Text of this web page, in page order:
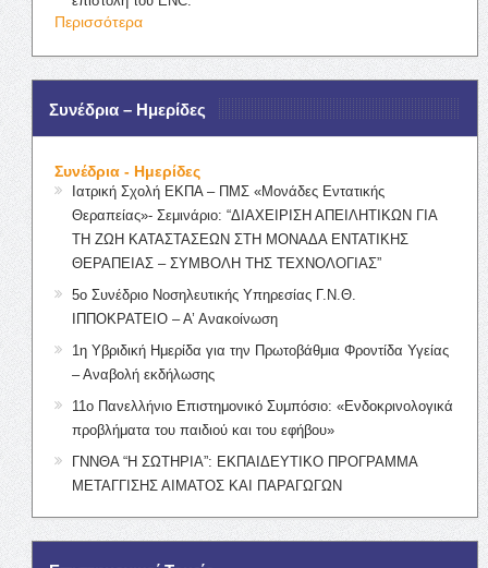
Περισσότερα
Συνέδρια – Ημερίδες
Συνέδρια - Ημερίδες
Ιατρική Σχολή ΕΚΠΑ – ΠΜΣ «Μονάδες Εντατικής
Θεραπείας»- Σεμινάριο: “ΔΙΑΧΕΙΡΙΣΗ ΑΠΕΙΛΗΤΙΚΩΝ ΓΙΑ
ΤΗ ΖΩΗ ΚΑΤΑΣΤΑΣΕΩΝ ΣΤΗ ΜΟΝΑΔΑ ΕΝΤΑΤΙΚΗΣ
ΘΕΡΑΠΕΙΑΣ – ΣΥΜΒΟΛΗ ΤΗΣ ΤΕΧΝΟΛΟΓΙΑΣ”
5ο Συνέδριο Νοσηλευτικής Υπηρεσίας Γ.Ν.Θ.
ΙΠΠΟΚΡΑΤΕΙΟ – Α’ Ανακοίνωση
1η Υβριδική Ημερίδα για την Πρωτοβάθμια Φροντίδα Υγείας
– Αναβολή εκδήλωσης
11ο Πανελλήνιο Επιστημονικό Συμπόσιο: «Ενδοκρινολογικά
προβλήματα του παιδιού και του εφήβου»
ΓΝΝΘΑ “Η ΣΩΤΗΡΙΑ”: ΕΚΠΑΙΔΕΥΤΙΚΟ ΠΡΟΓΡΑΜΜΑ
ΜΕΤΑΓΓΙΣΗΣ ΑΙΜΑΤΟΣ ΚΑΙ ΠΑΡΑΓΩΓΩΝ